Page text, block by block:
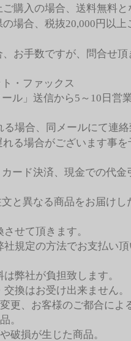
購入の場合、送料無料と
場合、税抜20,000円以上
お手数ですが、問合せ頂
・ファックス
ル」送信から5～10日営
場合、同メールにて連
る場合がございます事を
ード決済、現金での代金
と異なる商品をお届けし
せて頂きます。
規定の方法でお支払い
弊社が負担致します。
換はお受け出来ません。
更、お客様のご都合によ
。
破損が生じた商品。